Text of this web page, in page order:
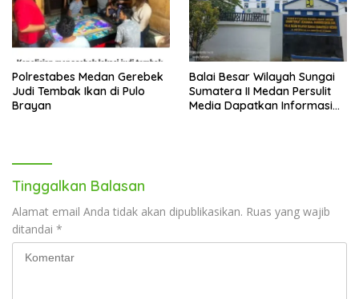
Polrestabes Medan Gerebek
Judi Tembak Ikan di Pulo
Brayan
Balai Besar Wilayah Sungai
Sumatera II Medan Persulit
Media Dapatkan Informasi
Tinggalkan Balasan
Alamat email Anda tidak akan dipublikasikan. Ruas yang wajib
ditandai *